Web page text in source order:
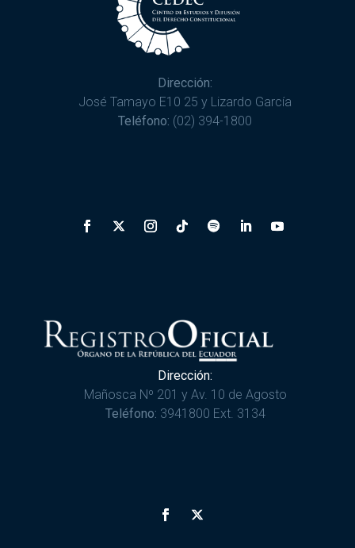
Dirección:
José Tamayo E10 25 y Lizardo García
Teléfono: (02) 394-1800
Dirección:
Mañosca Nº 201 y Av. 10 de Agosto
Teléfono: 3941800 Ext. 3134